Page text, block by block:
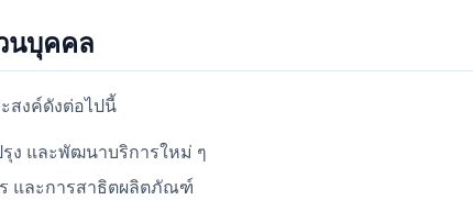
นบุคคล
สงค์ดังต่อไปนี้
ง และพัฒนาบริการใหม่ ๆ
และการสาธิตผลิตภัณฑ์